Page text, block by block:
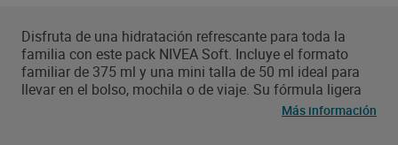
Disfruta de una hidratación refrescante para toda la
familia con este pack NIVEA Soft. Incluye el formato
familiar de 375 ml y una mini talla de 50 ml ideal para
llevar en el bolso, mochila o de viaje. Su fórmula ligera
con aceite de jojoba y vitamina E hidrata intensamente
Más información